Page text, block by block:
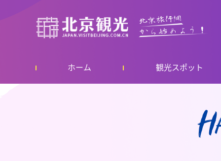
ホーム 観光スポット